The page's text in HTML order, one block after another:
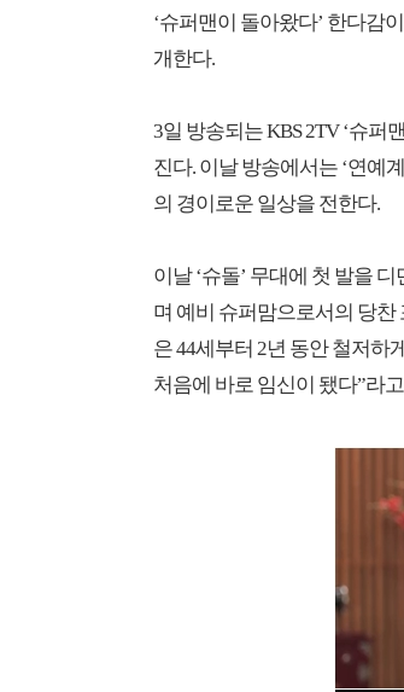
‘슈퍼맨이 돌아왔다’ 한다감
개한다.
3일 방송되는 KBS 2TV ‘슈퍼
진다. 이날 방송에서는 ‘연예
의 경이로운 일상을 전한다.
이날 ‘슈돌’ 무대에 첫 발을
며 예비 슈퍼맘으로서의 당찬
은 44세부터 2년 동안 철저하
처음에 바로 임신이 됐다”라